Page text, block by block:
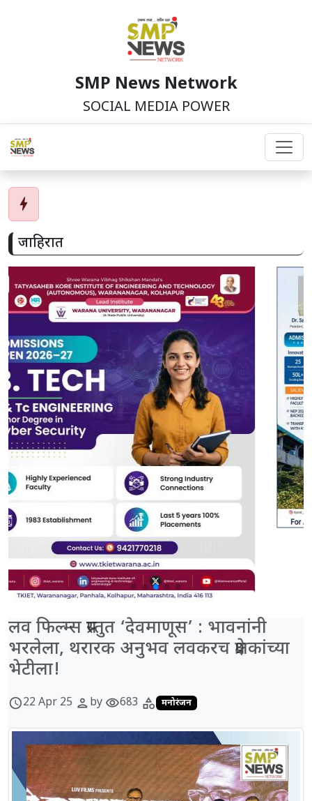
SMP News Network
SOCIAL MEDIA POWER
bolt
जाहिरात
लव फिल्म्स प्रस्तुत ‘देवमाणूस’ : भावनांनी
भरलेला, थरारक अनुभव लवकरच प्रेक्षकांच्या
भेटीला!
schedule22 Apr 25 personby visibility683 category मनोरंजन